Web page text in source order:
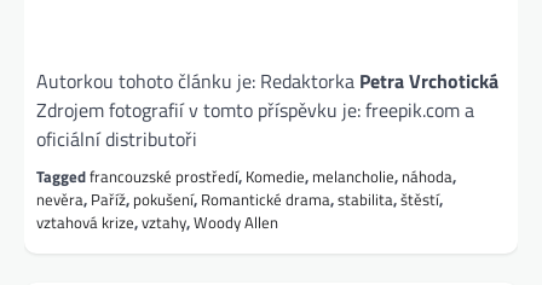
Autorkou tohoto článku je: Redaktorka Petra Vrchotická
Zdrojem fotografií v tomto příspěvku je: freepik.com a
oficiální distributoři
Taggedfrancouzské prostředí, Komedie, melancholie, náhoda,
nevěra, Paříž, pokušení, Romantické drama,stabilita,štěstí,
vztahová krize,vztahy,Woody Allen